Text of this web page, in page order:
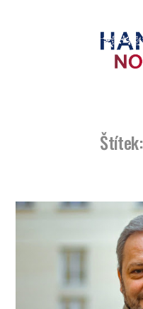
Štítek: